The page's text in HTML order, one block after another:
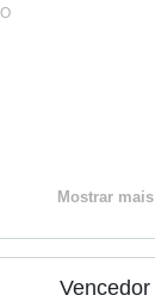
Mostrar mais
Vencedor